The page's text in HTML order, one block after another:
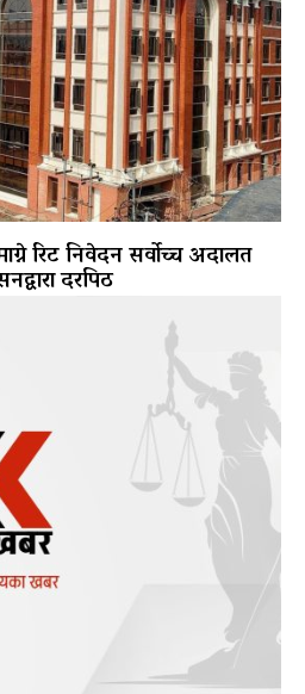
रिट निवेदन सर्वोच्च अदालत
दरपिठ